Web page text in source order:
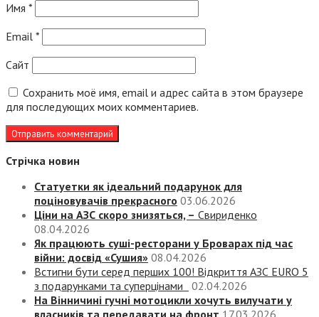
Имя *
Email *
Сайт
Сохранить моё имя, email и адрес сайта в этом браузере
для последующих моих комментариев.
Стрічка новин
Статуетки як ідеальний подарунок для
поціновувачів прекрасного 03.06.2026
Ціни на АЗС скоро знизяться, – Свириденко
08.04.2026
Як працюють суші-ресторани у Броварах під час
війни: досвід «Сушия» 08.04.2026
Встигни бути серед перших 100! Відкриття АЗС EURO 5
з подарунками та суперцінами
02.04.2026
На Вінничині гучні мотоцикли хочуть вилучати у